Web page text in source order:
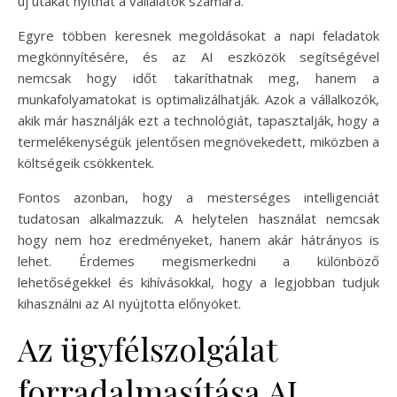
Egyre többen keresnek megoldásokat a napi feladatok
megkönnyítésére, és az AI eszközök segítségével
nemcsak hogy időt takaríthatnak meg, hanem a
munkafolyamatokat is optimalizálhatják. Azok a vállalkozók,
akik már használják ezt a technológiát, tapasztalják, hogy a
termelékenységük jelentősen megnövekedett, miközben a
költségeik csökkentek.
Fontos azonban, hogy a mesterséges intelligenciát
tudatosan alkalmazzuk. A helytelen használat nemcsak
hogy nem hoz eredményeket, hanem akár hátrányos is
lehet. Érdemes megismerkedni a különböző
lehetőségekkel és kihívásokkal, hogy a legjobban tudjuk
kihasználni az AI nyújtotta előnyöket.
Az ügyfélszolgálat